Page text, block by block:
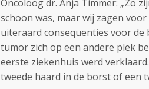
Oncoloog dr. Anja Timmer: „Zo
schoon was, maar wij zagen
uiteraard consequenties voor
tumor zich op een andere plek
eerste ziekenhuis werd
tweede haard in de borst of een